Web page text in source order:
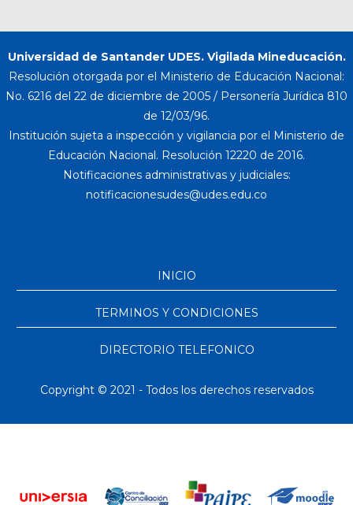
Universidad de Santander UDES. Vigilada Mineducación.
Resolución otorgada por el Ministerio de Educación Nacional:
No. 6216 del 22 de diciembre de 2005 / Personería Jurídica 810
de 12/03/96.
Institución sujeta a inspección y vigilancia por el Ministerio de
Educación Nacional. Resolución 12220 de 2016.
Notificaciones administrativas y judiciales:
INICIO
TERMINOS Y CONDICIONES
DIRECTORIO TELEFONICO
Copyright © 2021 - Todos los derechos reservados